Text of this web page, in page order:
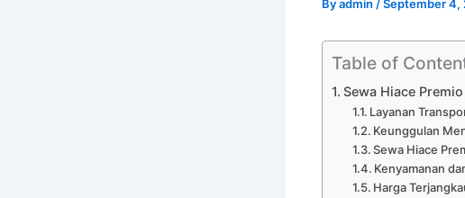
Byadmin /September 4,
Table of
Sewa Hiace
Layanan
Keunggulan
Sewa Hiace
Kenyamanan
Harga